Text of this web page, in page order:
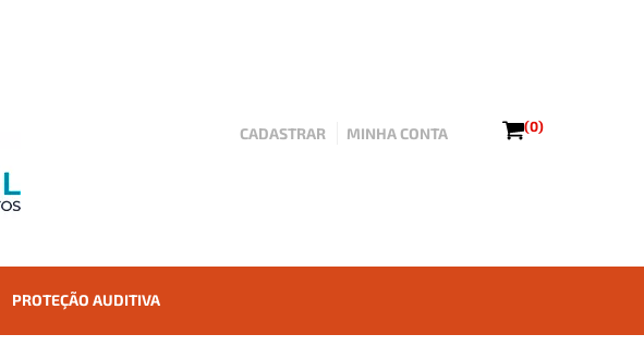
CADASTRAR MINHA CONTA (0)
PROTEÇÃO AUDITIVA